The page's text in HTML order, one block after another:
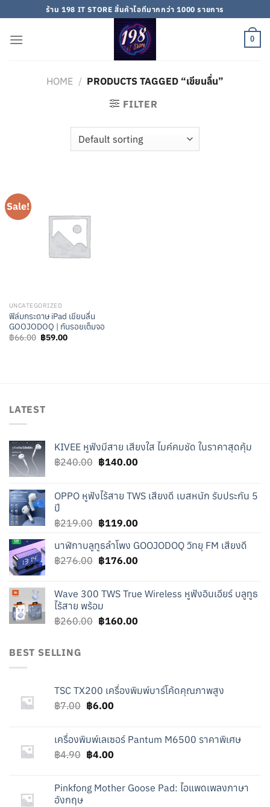
to
content
ร้าน 198 IT STORE สิ้นค้าไอทีมากกว่า 1000 รายการ
0
HOME / PRODUCTS TAGGED “เขียนลื่น”
FILTER
Sale!
UNCATEGORIZED
ฟิล์มกระดาษ iPad เขียนลื่น
GOOJODOQ | กันรอยเต็มจอ
฿66.00 Original
price
฿59.00Current
LATEST
KIVEE หูฟังมีสาย เสียงใส ไมค์คมชัด ในราคาสุดคุ้ม
฿240.00 Original
฿240.00.
฿140.00Current
฿140.00.
OPPO หูฟังไร้สาย TWS เสียงดี เบสหนัก รับประกัน 5
ปี
฿219.00 Original
was:
฿219.00.
฿119.00Current
is:
฿119.00.
นาฬิกาบลูทูธลำโพง GOOJODOQ วิทยุ FM เสียงดี
฿276.00 Original
฿276.00.
฿176.00Current
฿176.00.
Wave 300 TWS True Wireless หูฟังอินเอียร์ บลูทูธ
ไร้สาย พร้อม
฿260.00 Original
฿160.00Current
BEST SELLING
TSC TX200 เครื่องพิมพ์บาร์โค้ดคุณภาพสูง
฿7.00 Original
฿7.00.
฿6.00Current
฿6.00.
เครื่องพิมพ์เลเซอร์ Pantum M6500 ราคาพิเศษ
฿4.90 Original
฿4.90.
฿4.00Current
฿4.00.
Pinkfong Mother Goose Pad: ไอแพดเพลงภาษา
อังกฤษ